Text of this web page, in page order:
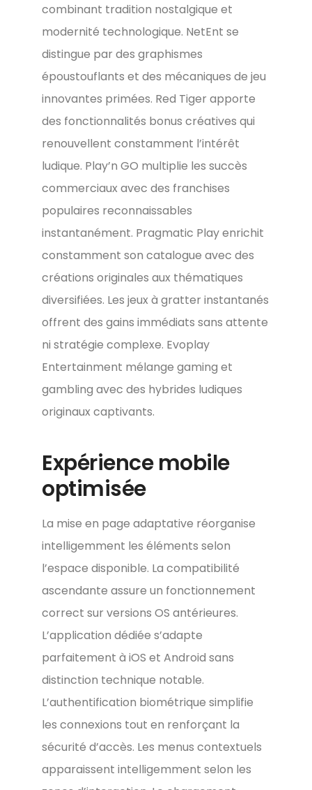
combinant tradition nostalgique et
modernité technologique. NetEnt se
distingue par des graphismes
époustouflants et des mécaniques de jeu
innovantes primées. Red Tiger apporte
des fonctionnalités bonus créatives qui
renouvellent constamment l’intérêt
ludique. Play’n GO multiplie les succès
commerciaux avec des franchises
populaires reconnaissables
instantanément. Pragmatic Play enrichit
constamment son catalogue avec des
créations originales aux thématiques
diversifiées. Les jeux à gratter instantanés
offrent des gains immédiats sans attente
ni stratégie complexe. Evoplay
Entertainment mélange gaming et
gambling avec des hybrides ludiques
originaux captivants.
Expérience mobile
optimisée
La mise en page adaptative réorganise
intelligemment les éléments selon
l’espace disponible. La compatibilité
ascendante assure un fonctionnement
correct sur versions OS antérieures.
L’application dédiée s’adapte
parfaitement à iOS et Android sans
distinction technique notable.
L’authentification biométrique simplifie
les connexions tout en renforçant la
sécurité d’accès. Les menus contextuels
apparaissent intelligemment selon les